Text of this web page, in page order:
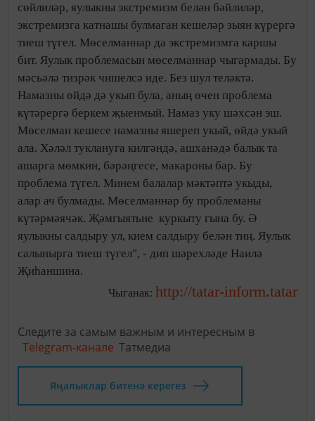
сөйлиләр, яулыкны экстремизм белән бәйлиләр,
экстремизга катнашы булмаган кешеләр зыян күрергә
тиеш түгел. Мөселманнар да экстремизмга каршы
бит. Яулык проблемасын мөселманнар чыгармады. Бу
мәсьәлә тизрәк чишелсә иде. Без шул теләктә.
Намазны өйдә дә укып була, аның өчен проблема
күтәрергә беркем җыенмый. Намаз уку шәхсән эш.
Мөселман кешесе намазны яшереп укый, өйдә укый
ала. Хәләл туклануга килгәндә, ашханәдә балык та
ашарга мөмкин, бәрәңгесе, макароны бар. Бу
проблема түгел. Минем балалар мәктәптә укыды,
алар ач булмады. Мөселманнар бу проблеманы
күтәрмәячәк. Җәмгыятьне куркыту гына бу. Ә
яулыкны салдыру ул, кием салдыру белән тиң. Яулык
салынырга тиеш түгел", - дип шәрехләде Наилә
Җиһаншина.
Чыганак: http://tatar-inform.tatar
Следите за самым важным и интересным в
Telegram-канале Татмедиа
Яңалыклар битенә керегез